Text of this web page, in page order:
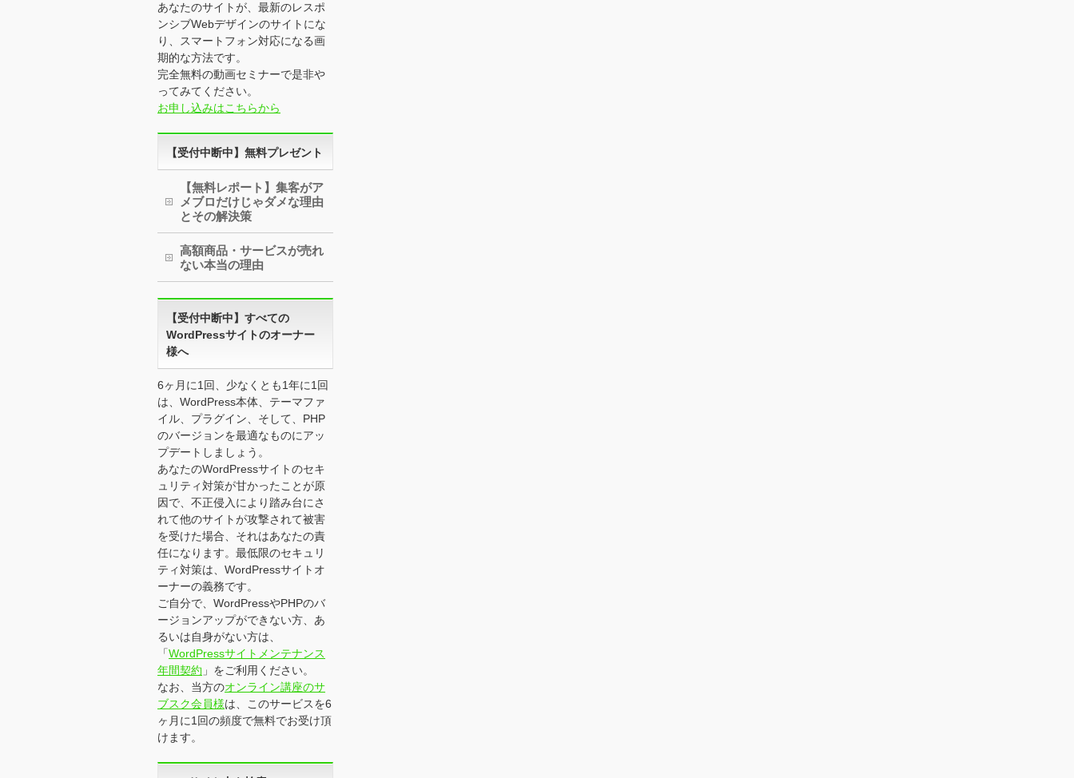
あなたのサイトが、最新のレスポ
ンシブWebデザインのサイトにな
り、スマートフォン対応になる画
期的な方法です。
完全無料の動画セミナーで是非や
ってみてください。
お申し込みはこちらから
【受付中断中】無料プレゼント
【無料レポート】集客がア
メブロだけじゃダメな理由
とその解決策
高額商品・サービスが売れ
ない本当の理由
【受付中断中】すべての
WordPressサイトのオーナー
様へ
6ヶ月に1回、少なくとも1年に1回
は、WordPress本体、テーマファ
イル、プラグイン、そして、PHP
のバージョンを最適なものにアッ
プデートしましょう。
あなたのWordPressサイトのセキ
ュリティ対策が甘かったことが原
因で、不正侵入により踏み台にさ
れて他のサイトが攻撃されて被害
を受けた場合、それはあなたの責
任になります。最低限のセキュリ
ティ対策は、WordPressサイトオ
ーナーの義務です。
ご自分で、WordPressやPHPのバ
ージョンアップができない方、あ
るいは自身がない方は、
「WordPressサイトメンテナンス
年間契約 」をご利用ください。
なお、当方のオンライン講座のサ
ブスク会員様は、このサービスを6
ヶ月に1回の頻度で無料でお受け頂
けます。